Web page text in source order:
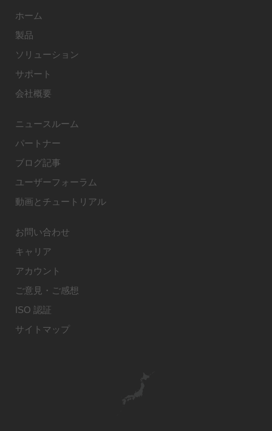
ホーム
製品
ソリューション
サポート
会社概要
ニュースルーム
パートナー
ブログ記事
ユーザーフォーラム
動画とチュートリアル
お問い合わせ
キャリア
アカウント
ご意見・ご感想
ISO 認証
サイトマップ